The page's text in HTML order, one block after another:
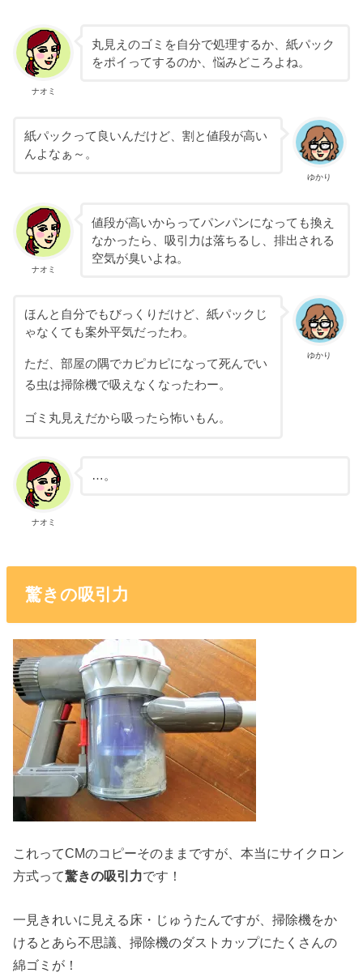
ナオミ
丸見えのゴミを自分で処理するか、紙パック
をポイってするのか、悩みどころよね。
ゆかり
紙パックって良いんだけど、割と値段が高い
んよなぁ～。
ナオミ
値段が高いからってパンパンになっても換え
なかったら、吸引力は落ちるし、排出される
空気が臭いよね。
ゆかり
ほんと自分でもびっくりだけど、紙パックじ
ゃなくても案外平気だったわ。
ただ、部屋の隅でカピカピになって死んでい
る虫は掃除機で吸えなくなったわー。
ゴミ丸見えだから吸ったら怖いもん。
ナオミ
…。
驚きの吸引力
これってCMのコピーそのままですが、本当にサイクロン
方式って驚きの吸引力です！
一見きれいに見える床・じゅうたんですが、掃除機をか
けるとあら不思議、掃除機のダストカップにたくさんの
綿ゴミが！